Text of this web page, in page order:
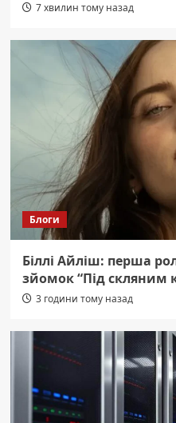
7 хвилин тому назад
Блоги
Біллі Айліш: перша
зйомок “Під скляним
3 години тому назад